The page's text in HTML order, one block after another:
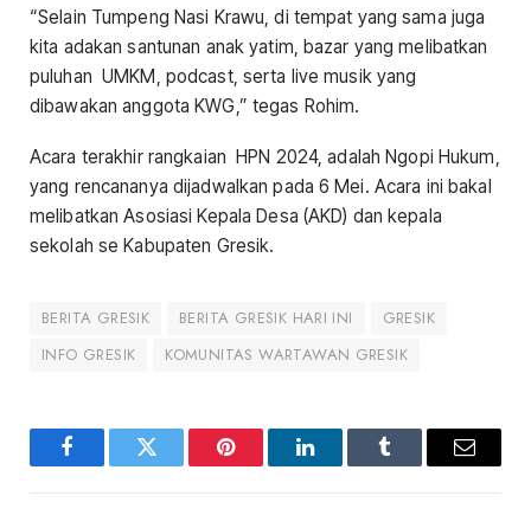
“Selain Tumpeng Nasi Krawu, di tempat yang sama juga
kita adakan santunan anak yatim, bazar yang melibatkan
puluhan UMKM, podcast, serta live musik yang
dibawakan anggota KWG,” tegas Rohim.
Acara terakhir rangkaian HPN 2024, adalah Ngopi Hukum,
yang rencananya dijadwalkan pada 6 Mei. Acara ini bakal
melibatkan Asosiasi Kepala Desa (AKD) dan kepala
sekolah se Kabupaten Gresik.
BERITA GRESIK BERITA GRESIK HARI INI
GRESIK
INFO GRESIK
KOMUNITAS WARTAWAN GRESIK
FacebookTwitter Pinterest LinkedInTumblr Email